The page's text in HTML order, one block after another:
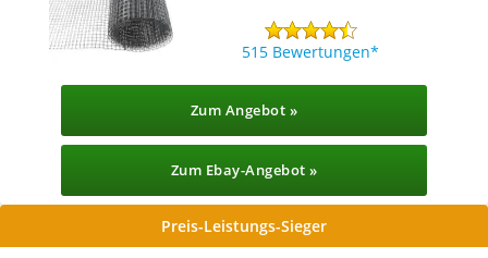
515 Bewertungen
Zum Angebot »
Zum Ebay-Angebot »
Preis-Leistungs-Sieger